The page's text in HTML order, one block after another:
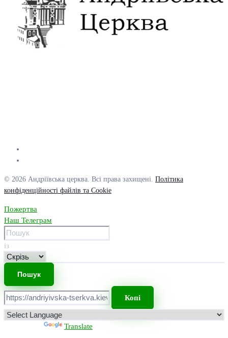
© 2026 Андріївська церква. Всі права захищені. Політика
конфіденційності файлів та Cookie
Пожертва
Наш Телеграм
із
Копі
Translate